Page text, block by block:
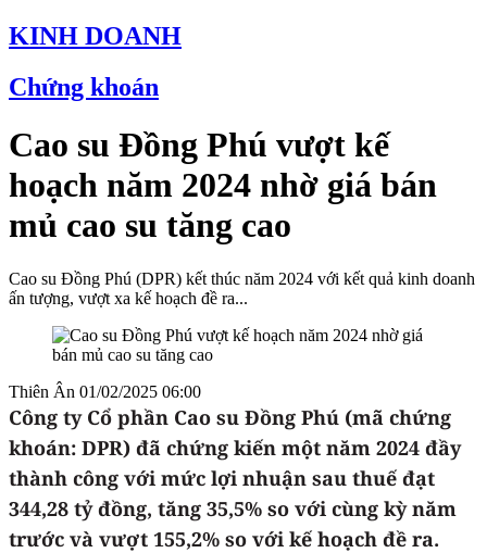
KINH DOANH
Chứng khoán
Cao su Đồng Phú vượt kế
hoạch năm 2024 nhờ giá bán
mủ cao su tăng cao
Cao su Đồng Phú (DPR) kết thúc năm 2024 với kết quả kinh doanh
ấn tượng, vượt xa kế hoạch đề ra...
Thiên Ân 01/02/2025 06:00
Công ty Cổ phần Cao su Đồng Phú (mã chứng
khoán: DPR) đã chứng kiến một năm 2024 đầy
thành công với mức lợi nhuận sau thuế đạt
344,28 tỷ đồng, tăng 35,5% so với cùng kỳ năm
trước và vượt 155,2% so với kế hoạch đề ra.